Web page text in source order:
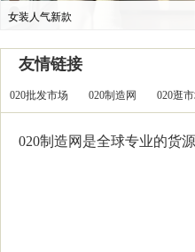
女装人气新款
友情链接
020批发市场 020制造网 020逛
020制造网是全球专业的货